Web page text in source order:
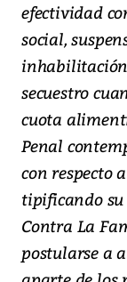
efectividad
social,
secuestro
cuota
Penal
con respecto
tipificando
Contra La
postularse a